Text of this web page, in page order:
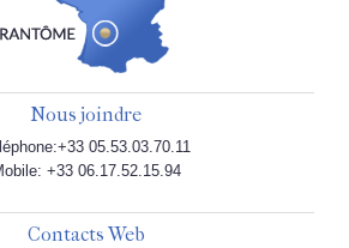
Nous joindre
05.53.03.70.11
+33 06.17.52.15.94
Contacts Web